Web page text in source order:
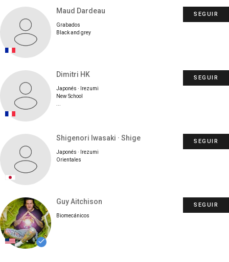
Maud Dardeau
Grabados
Black and grey
SEGUIR
Dimitri HK
Japonés · Irezumi
New School
SEGUIR
Shigenori Iwasaki · Shige
Japonés · Irezumi
Orientales
SEGUIR
done
Guy Aitchison
Biomecánicos
SEGUIR